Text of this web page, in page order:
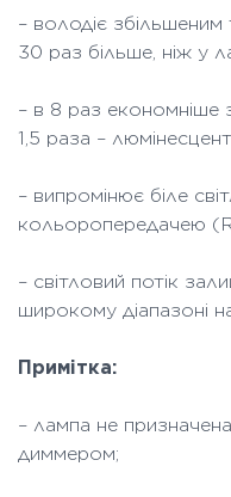
– володіє
30 раз більше, ніж у
– в 8 раз
1,5 раза –
– випромінює біле
кольоропередачею
– світловий потік
широкому діапазоні
Примітка:
– лампа не
диммером;